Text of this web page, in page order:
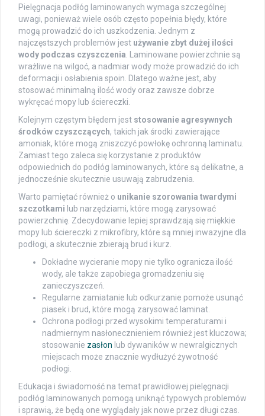
Pielęgnacja podłóg laminowanych wymaga szczególnej
uwagi, ponieważ wiele osób często popełnia błędy, które
mogą prowadzić do ich uszkodzenia. Jednym z
najczęstszych problemów jest używanie zbyt dużej ilości
wody podczas czyszczenia. Laminowane powierzchnie są
wrażliwe na wilgoć, a nadmiar wody może prowadzić do ich
deformacji i osłabienia spoin. Dlatego ważne jest, aby
stosować minimalną ilość wody oraz zawsze dobrze
wykręcać mopy lub ściereczki.
Kolejnym częstym błędem jest stosowanie agresywnych
środków czyszczących, takich jak środki zawierające
amoniak, które mogą zniszczyć powłokę ochronną laminatu.
Zamiast tego zaleca się korzystanie z produktów
odpowiednich do podłóg laminowanych, które są delikatne, a
jednocześnie skutecznie usuwają zabrudzenia.
Warto pamiętać również o unikanie szorowania twardymi
szczotkami lub narzędziami, które mogą zarysować
powierzchnię. Zdecydowanie lepiej sprawdzają się miękkie
mopy lub ściereczki z mikrofibry, które są mniej inwazyjne dla
podłogi, a skutecznie zbierają brud i kurz.
Dokładne wycieranie mopy nie tylko ogranicza ilość
wody, ale także zapobiega gromadzeniu się
zanieczyszczeń.
Regularne zamiatanie lub odkurzanie pomoże usunąć
piasek i brud, które mogą zarysować laminat.
Ochrona podłogi przed wysokimi temperaturami i
nadmiernym nasłonecznieniem również jest kluczowa;
stosowanie zasłon lub dywaników w newralgicznych
miejscach może znacznie wydłużyć żywotność
podłogi.
Edukacja i świadomość na temat prawidłowej pielęgnacji
podłóg laminowanych pomogą uniknąć typowych problemów
i sprawią, że będą one wyglądały jak nowe przez długi czas.